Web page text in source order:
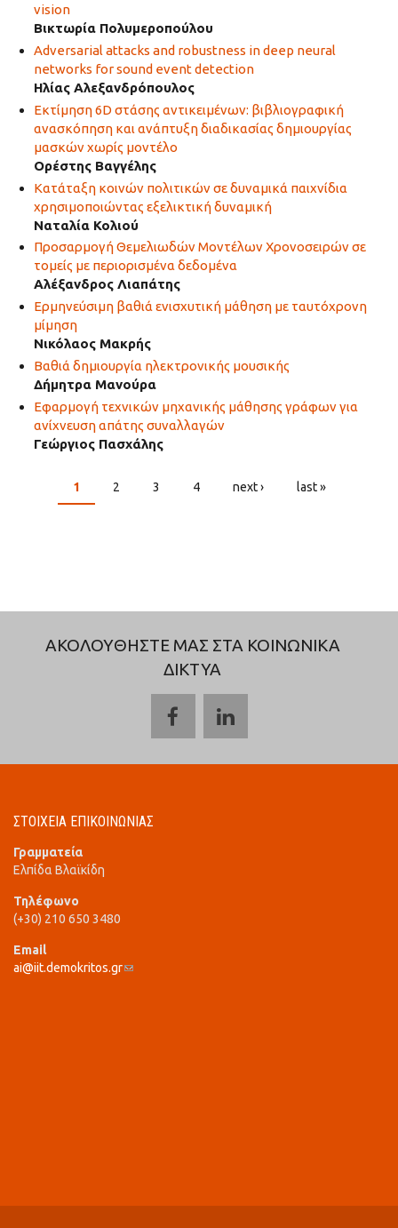
vision
Βικτωρία Πολυμεροπούλου
Adversarial attacks and robustness in deep neural
networks for sound event detection
Ηλίας Αλεξανδρόπουλος
Εκτίμηση 6D στάσης αντικειμένων: βιβλιογραφική
ανασκόπηση και ανάπτυξη διαδικασίας δημιουργίας
μασκών χωρίς μοντέλο
Ορέστης Βαγγέλης
Κατάταξη κοινών πολιτικών σε δυναμικά παιχνίδια
χρησιμοποιώντας εξελικτική δυναμική
Ναταλία Κολιού
Προσαρμογή Θεμελιωδών Μοντέλων Χρονοσειρών σε
τομείς με περιορισμένα δεδομένα
Αλέξανδρος Λιαπάτης
Ερμηνεύσιμη βαθιά ενισχυτική μάθηση με ταυτόχρονη
μίμηση
Νικόλαος Μακρής
Βαθιά δημιουργία ηλεκτρονικής μουσικής
Δήμητρα Μανούρα
Εφαρμογή τεχνικών μηχανικής μάθησης γράφων για
ανίχνευση απάτης συναλλαγών
Γεώργιος Πασχάλης
PAGES
1 2 3 4 next › last »
ΑΚΟΛΟΥΘΗΣΤΕ ΜΑΣ ΣΤΑ ΚΟΙΝΩΝΙΚΑ
ΔΙΚΤΥΑ
ΣΤΟΙΧΕΙΑ ΕΠΙΚΟΙΝΩΝΙΑΣ
Γραμματεία
Ελπίδα Βλαϊκίδη
Τηλέφωνο
(+30) 210 650 3480
Email
ai@iit.demokritos.gr(link sends e-mail)